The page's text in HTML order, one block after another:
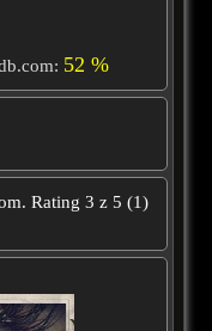
52 %
Rating 3 z 5 (1)